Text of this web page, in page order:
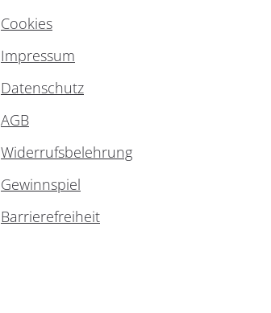
Cookies
Impressum
Datenschutz
AGB
Widerrufsbelehrung
Gewinnspiel
Barrierefreiheit